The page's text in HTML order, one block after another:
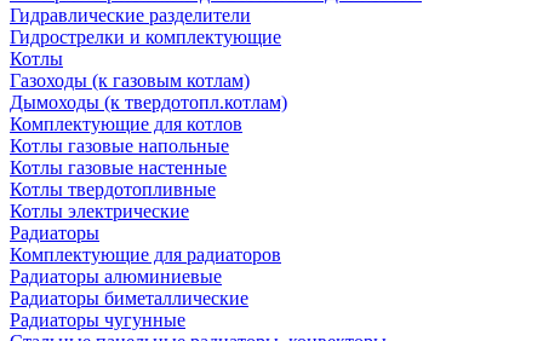
Гидравлические разделители
Гидрострелки и комплектующие
Котлы
Газоходы (к газовым котлам)
Дымоходы (к твердотопл.котлам)
Комплектующие для котлов
Котлы газовые напольные
Котлы газовые настенные
Котлы твердотопливные
Котлы электрические
Радиаторы
Комплектующие для радиаторов
Радиаторы алюминиевые
Радиаторы биметаллические
Радиаторы чугунные